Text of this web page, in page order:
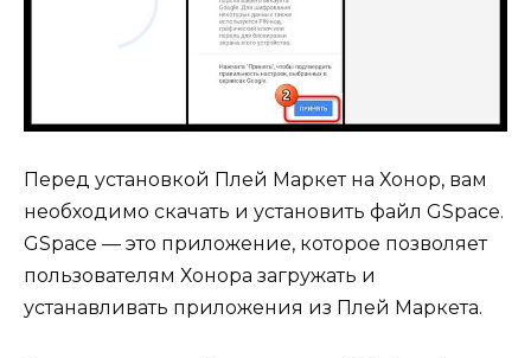
Перед установкой Плей Маркет на Хонор, вам
необходимо скачать и установить файл GSpace.
GSpace — это приложение, которое позволяет
пользователям Хонора загружать и
устанавливать приложения из Плей Маркета.